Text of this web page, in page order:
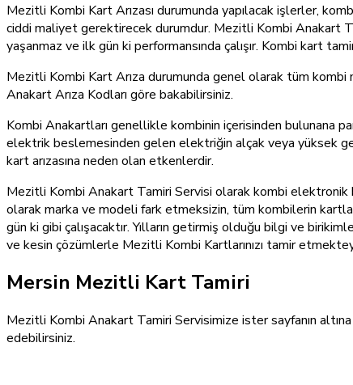
Mezitli Kombi Kart Arızası durumunda yapılacak işlerler,
ciddi maliyet gerektirecek durumdur. Mezitli Kombi Anakart
yaşanmaz ve ilk gün ki performansında çalışır. Kombi kart
Mezitli Kombi Kart Arıza durumunda genel olarak tüm kombi
Anakart Arıza Kodları göre bakabilirsiniz.
Kombi Anakartları genellikle kombinin içerisinden bulunana
elektrik beslemesinden gelen elektriğin alçak veya yüksek
kart arızasına neden olan etkenlerdir.
Mezitli Kombi Anakart Tamiri Servisi olarak kombi
olarak marka ve modeli fark etmeksizin, tüm kombilerin
gün ki gibi çalışacaktır. Yılların getirmiş olduğu bilgi ve
ve kesin çözümlerle Mezitli Kombi Kartlarınızı tamir
Mersin Mezitli Kart Tamiri
Mezitli Kombi Anakart Tamiri Servisimize ister sayfanın
edebilirsiniz.